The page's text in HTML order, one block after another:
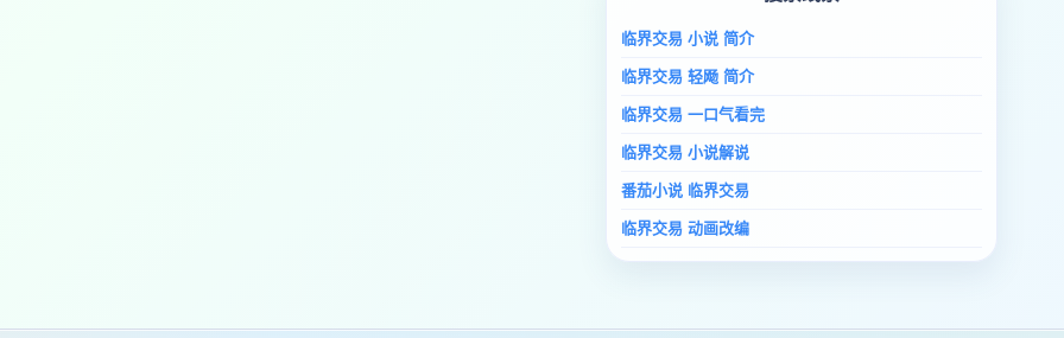
临界交易 小说 简介
临界交易 轻飏 简介
临界交易 一口气看完
临界交易 小说解说
番茄小说 临界交易
临界交易 动画改编